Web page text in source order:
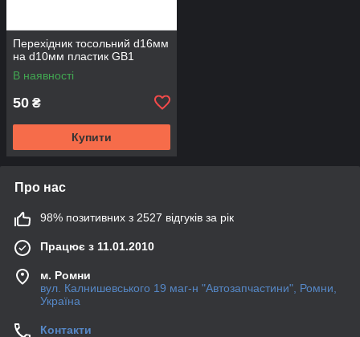
Перехідник тосольний d16мм
на d10мм пластик GB1
В наявності
50 ₴
Купити
Про нас
98% позитивних з 2527 відгуків за рік
Працює з 11.01.2010
м. Ромни
вул. Калнишевського 19 маг-н "Автозапчастини", Ромни,
Україна
Контакти